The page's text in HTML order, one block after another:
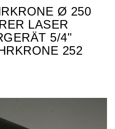
Ø 250
LASER
5/4"
252